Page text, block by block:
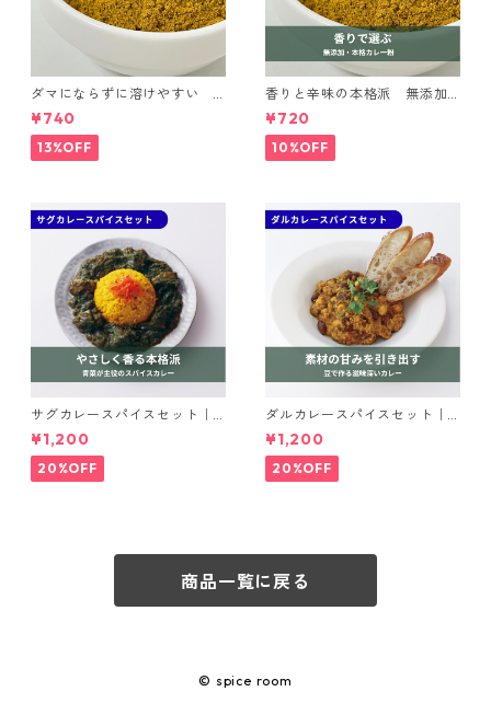
ダマにならずに溶けやすい
カレー調理パウダー マイル
ド｜spice roomイージーシリ
ーズ
¥740
13%OFF
香りと辛味の本格派 無添加
カレー粉｜spice roomスパイ
スセット
¥720
10%OFF
サグカレースパイスセット｜s
pice roomスパイスセット
¥1,200
20%OFF
ダルカレースパイスセット｜s
pice roomスパイスセット
¥1,200
20%OFF
商品一覧に戻る
© spice room